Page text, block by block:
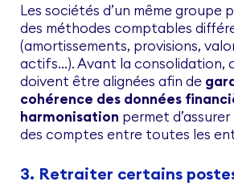
Les sociétés d’un même groupe
des méthodes comptables
(amortissements, provisions,
actifs…). Avant la consolidation,
doivent être alignées afin de
cohérence des données
harmonisation permet
des comptes entre toutes les
3. Retraiter certains